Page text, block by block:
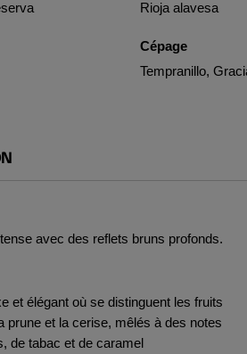
Rioja alavesa
Cépage
Tempranillo,
avec des reflets bruns profonds.
et élégant où se distinguent les fruits
prune et la cerise, mêlés à des notes
de tabac et de caramel